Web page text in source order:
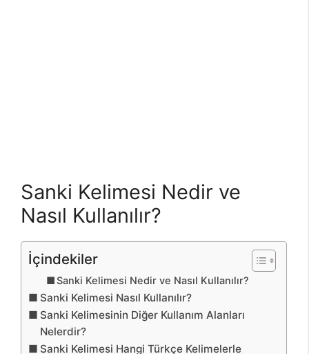
Sanki Kelimesi Nedir ve
Nasıl Kullanılır?
İçindekiler
Sanki Kelimesi Nedir ve Nasıl Kullanılır?
Sanki Kelimesi Nasıl Kullanılır?
Sanki Kelimesinin Diğer Kullanım Alanları
Nelerdir?
Sanki Kelimesi Hangi Türkçe Kelimelerle